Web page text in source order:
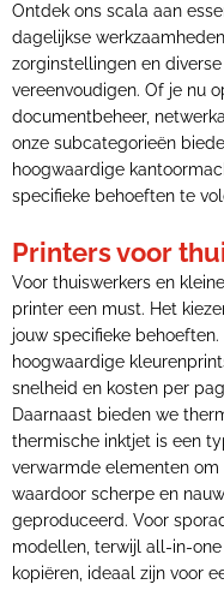
Ontdek ons scala aan
dagelijkse
zorginstellingen en
vereenvoudigen. Of je nu
documentbeheer,
onze subcategorieën
hoogwaardige
specifieke behoeften te
Printers voor
Voor thuiswerkers en
printer een must. Het
jouw specifieke
hoogwaardige
snelheid en kosten per
Daarnaast bieden we
thermische inktjet is een
verwarmde elementen
waardoor scherpe en
geproduceerd. Voor
modellen, terwijl all-in-
kopiëren, ideaal zijn voor